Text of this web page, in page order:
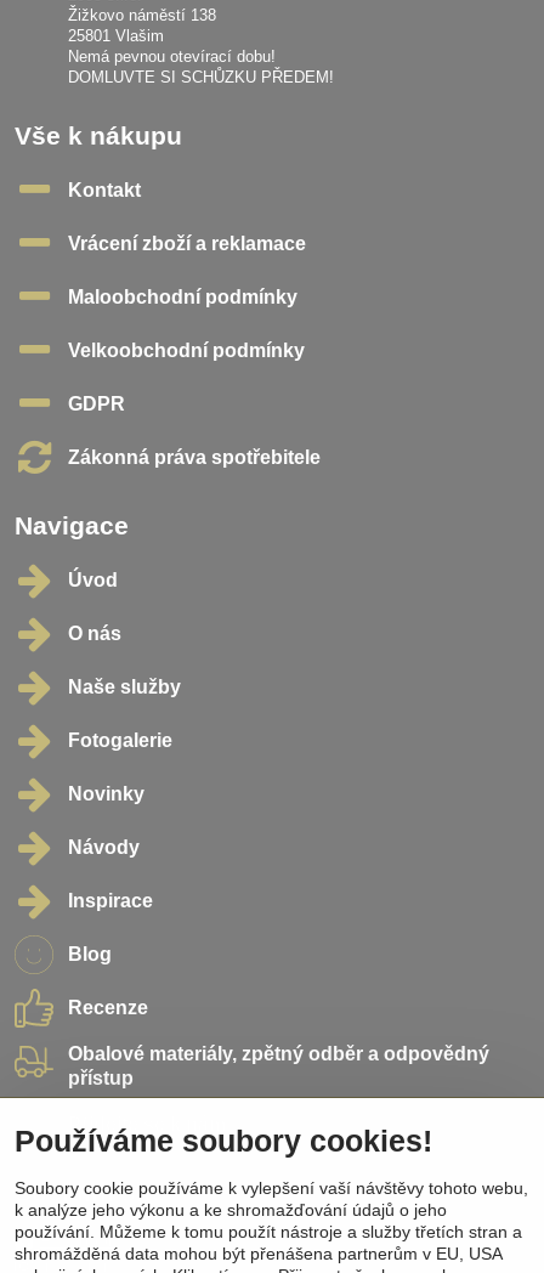
Žižkovo náměstí 138
25801 Vlašim
Nemá pevnou otevírací dobu!
DOMLUVTE SI SCHŮZKU PŘEDEM!
Vše k nákupu
Kontakt
Vrácení zboží a reklamace
Maloobchodní podmínky
Velkoobchodní podmínky
GDPR
Zákonná práva spotřebitele
Navigace
Úvod
O nás
Naše služby
Fotogalerie
Novinky
Návody
Inspirace
Blog
Recenze
Obalové materiály, zpětný odběr a odpovědný
přístup
Přidejte se k nám
Sociální sítě
Facebook
Instagram
Používáme soubory cookies!
Soubory cookie používáme k vylepšení vaší návštěvy tohoto webu,
k analýze jeho výkonu a ke shromažďování údajů o jeho
používání. Můžeme k tomu použít nástroje a služby třetích stran a
shromážděná data mohou být přenášena partnerům v EU, USA